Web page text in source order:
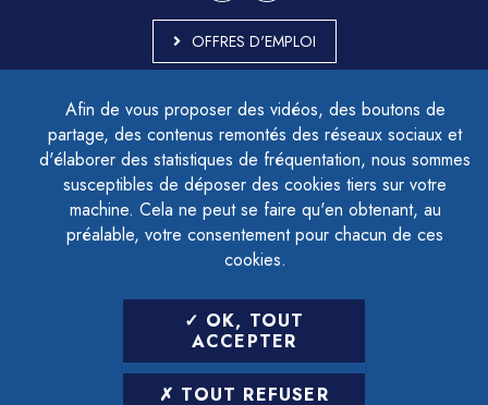
Afin de vous proposer des vidéos, des boutons de
partage, des contenus remontés des réseaux sociaux et
d'élaborer des statistiques de fréquentation, nous sommes
susceptibles de déposer des cookies tiers sur votre
machine. Cela ne peut se faire qu'en obtenant, au
préalable, votre consentement pour chacun de ces
cookies.
OK, TOUT
ACCEPTER
TOUT REFUSER
OFFRES D'EMPLOI
ACCESSIBILITÉ - PARTIELLEMENT CONFORME
PLAN DU SITE
MENTIONS LÉGALES
CONTACTER LE DÉLÉGUÉ À LA PROTECTION DES DONNÉES
GESTION DES COOKIES
LETTRE D'INFORMATION
SAISIR VOTRE ADRESSE E-MAIL
POUR VOUS INSCRIRE :